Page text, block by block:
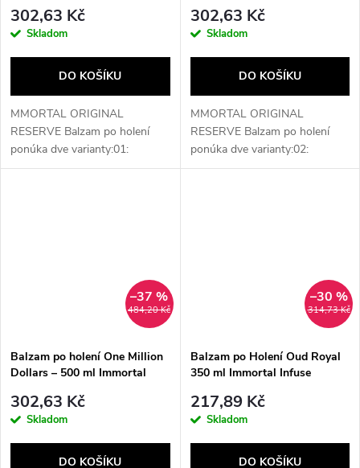
302,63 Kč
Skladom
DO KOŠÍKU
MMORTAL ORIGINAL
RESERVE Balzam po holení
ponúka dve varianty:01:
kvetinovo-ovocná – pomaranč,
302,63 Kč
Skladom
DO KOŠÍKU
MMORTAL ORIGINAL
RESERVE Balzam po holení
ponúka dve varianty:02:
citrusovo-drevitá – sicílsky
484,20 Kč
–37 %
Balzam po holení One Million
Dollars – 500 ml Immortal
302,63 Kč
Skladom
DO KOŠÍKU
314,73 Kč
–30 %
Balzam po Holení Oud Royal
350 ml Immortal Infuse
217,89 Kč
Skladom
DO KOŠÍKU